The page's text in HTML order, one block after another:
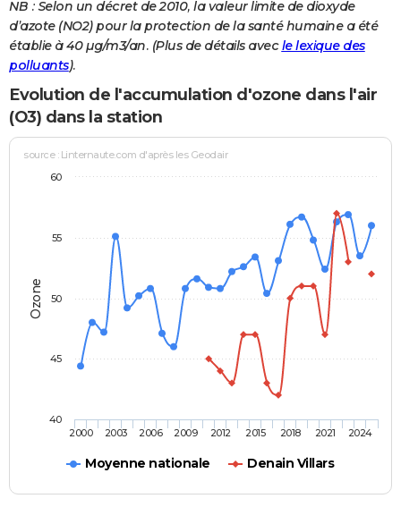
NB : Selon un décret de 2010, la valeur limite de dioxyde
d’azote (NO2) pour la protection de la santé humaine a été
établie à 40 µg/m3/an. (Plus de détails avecle lexique des
polluants).
Evolution de l'accumulation d'ozone dans l'air
(O3) dans la station
Ozone
source : Linternaute.com d'après les Geodair
Moyenne nationale Denain Villars
2000 2003 2006 2009 2012 2015 2018 2021 2024
40
45
50
55
60